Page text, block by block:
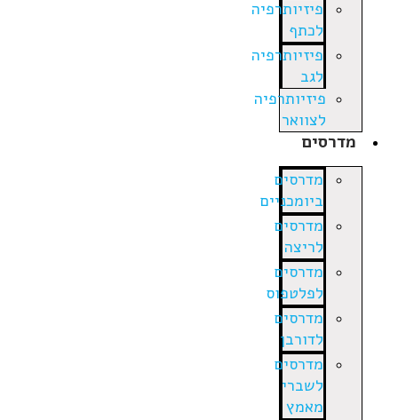
פיזיותרפיה
לכתף
פיזיותרפיה
לגב
פיזיותרפיה
לצוואר
מדרסים
מדרסים
ביומכניים
מדרסים
לריצה
מדרסים
לפלטפוס
מדרסים
לדורבן
מדרסים
לשברי
מאמץ